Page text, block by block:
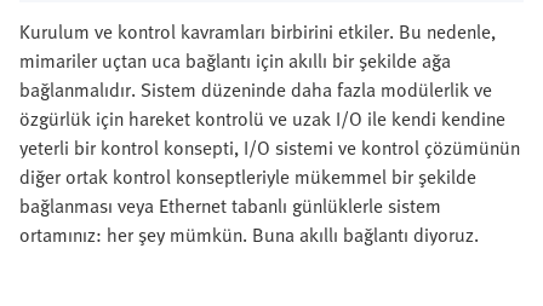
Kurulum ve kontrol kavramları birbirini etkiler. Bu nedenle,
mimariler uçtan uca bağlantı için akıllı bir şekilde ağa
bağlanmalıdır. Sistem düzeninde daha fazla modülerlik ve
özgürlük için hareket kontrolü ve uzak I/O ile kendi kendine
yeterli bir kontrol konsepti, I/O sistemi ve kontrol çözümünün
diğer ortak kontrol konseptleriyle mükemmel bir şekilde
bağlanması veya Ethernet tabanlı günlüklerle sistem
ortamınız: her şey mümkün. Buna akıllı bağlantı diyoruz.